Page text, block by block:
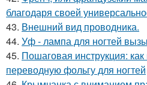
благодаря своей
43. Внешний вид проводника.
44. Уф - лампа для ногтей
45. Пошаговая инструкция:
переводную фольгу для ногтей